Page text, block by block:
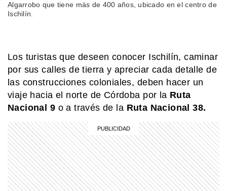
Algarrobo que tiene más de 400 años, ubicado en el centro de
Ischilín.
Los turistas que deseen conocer Ischilín, caminar
por sus calles de tierra y apreciar cada detalle de
las construcciones coloniales, deben hacer un
viaje hacia el norte de Córdoba por la Ruta
Nacional 9 o a través de la Ruta Nacional 38.